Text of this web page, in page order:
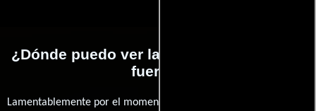
¿Dónde puedo ver la películas Padre a la
fuerza?
Lamentablemente por el momento no contamos con enlaces a